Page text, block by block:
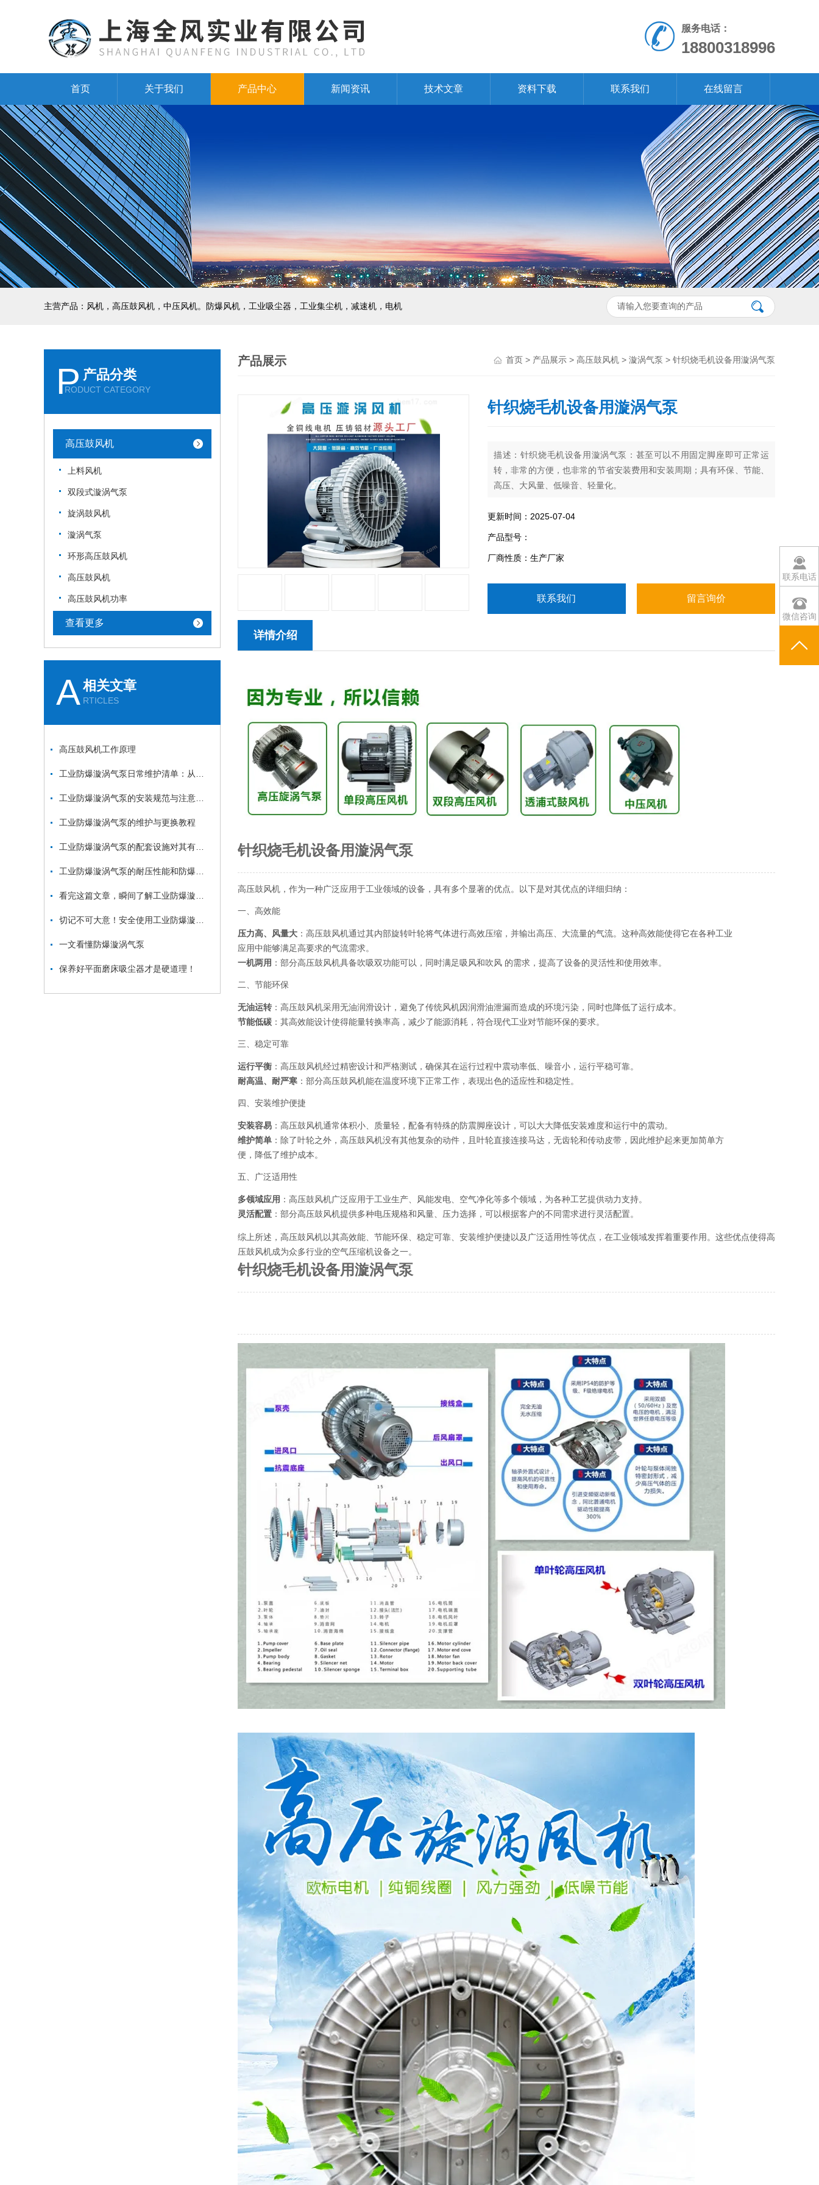
服务电话：
18800318996
首页 关于我们 产品中心 新闻资讯 技术文章 资料下载 联系我们 在线留言
主营产品：风机，高压鼓风机，中压风机。防爆风机，工业吸尘器，工业集尘机，减速机，电机
P 产品分类
RODUCT CATEGORY
高压鼓风机
上料风机
双段式漩涡气泵
旋涡鼓风机
漩涡气泵
环形高压鼓风机
高压鼓风机
高压鼓风机功率
查看更多
A相关文章
RTICLES
高压鼓风机工作原理
工业防爆漩涡气泵的维护与更换教程
一文看懂防爆漩涡气泵
保养好平面磨床吸尘器才是硬道理！
产品展示 首页 > 产品展示 > 高压鼓风机 > 漩涡气泵 > 针织烧毛机设备用漩涡气泵
针织烧毛机设备用漩涡气泵
描述：针织烧毛机设备用漩涡气泵：甚至可以不用固定脚座即可正常运
转，非常的方便，也非常的节省安装费用和安装周期；具有环保、节能、
高压、大风量、低噪音、轻量化。
更新时间：2025-07-04
产品型号：
厂商性质：生产厂家
联系我们 留言询价
详情介绍
针织烧毛机设备用漩涡气泵
高压鼓风机，作为一种广泛应用于工业领域的设备，具有多个显著的优点。以下是对其优点的详细归纳：
一、高效能
压力高、风量大 ：高压鼓风机通过其内部旋转叶轮将气体进行高效压缩，并输出高压、大流量的气流。这种高效能使得它在各种工业
应用中能够满足高要求的气流需求。
一机两用 ：部分高压鼓风机具备吹吸双功能可以，同时满足吸风和吹风 的需求，提高了设备的灵活性和使用效率。
二、节能环保
无油运转 ：高压鼓风机采用无油润滑设计，避免了传统风机因润滑油泄漏而造成的环境污染，同时也降低了运行成本。
节能低碳 ：其高效能设计使得能量转换率高，减少了能源消耗，符合现代工业对节能环保的要求。
三、稳定可靠
运行平衡 ：高压鼓风机经过精密设计和严格测试，确保其在运行过程中震动率低、噪音小，运行平稳可靠。
耐高温、耐严寒 ：部分高压鼓风机能在温度环境下正常工作，表现出色的适应性和稳定性。
四、安装维护便捷
安装容易 ：高压鼓风机通常体积小、质量轻，配备有特殊的防震脚座设计，可以大大降低安装难度和运行中的震动。
维护简单 ：除了叶轮之外，高压鼓风机没有其他复杂的动件，且叶轮直接连接马达，无齿轮和传动皮带，因此维护起来更加简单方
便，降低了维护成本。
五、广泛适用性
多领域应用 ：高压鼓风机广泛应用于工业生产、风能发电、空气净化等多个领域，为各种工艺提供动力支持。
灵活配置 ：部分高压鼓风机提供多种电压规格和风量、压力选择，可以根据客户的不同需求进行灵活配置。
综上所述，高压鼓风机以其高效能、节能环保、稳定可靠、安装维护便捷以及广泛适用性等优点，在工业领域发挥着重要作用。这些优点使得高
压鼓风机成为众多行业的空气压缩机设备之一。
针织烧毛机设备用漩涡气泵
联系电话
微信咨询